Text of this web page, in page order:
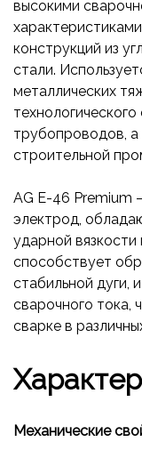
высокими
конструкций из
стали.
металлических
трубопроводов,
строительной
AG E-46 Premium
электрод,
ударной
способствует
стабильной дуги,
сварочного тока,
сварке в
Механические